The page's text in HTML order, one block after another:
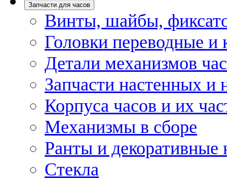
Запчасти для часов
Винты, шайбы,
Головки переводные и
Детали механизмов
Запчасти настенных и
Корпуса часов и их
Механизмы в сборе
Ранты и декоративные
Стекла